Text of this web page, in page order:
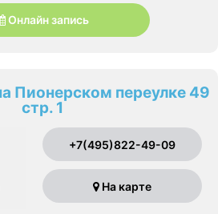
Онлайн запись
Пионерском переулке 49
стр. 1
+7(495)822-49-09
На карте